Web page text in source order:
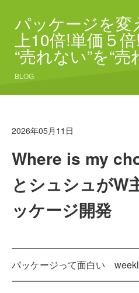
パッケージを変
上10倍!単価５倍!
“売れない”を“売
BLOG
2026年05月11日
Where is my
とシュシュがW
ッケージ開発
パッケージって面白い